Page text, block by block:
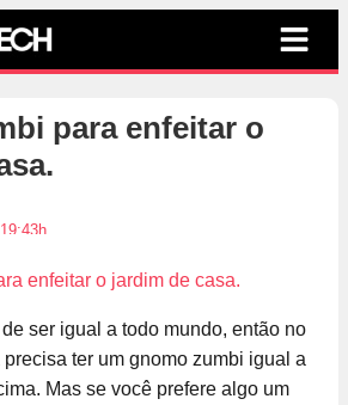
para enfeitar o
ser igual a todo mundo, então no
ter um gnomo zumbi igual a
Mas se você prefere algo um